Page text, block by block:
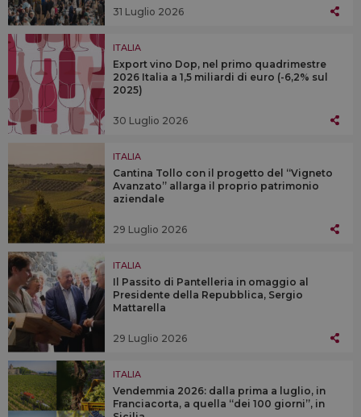
31 Luglio 2026
ITALIA
Export vino Dop, nel primo quadrimestre
2026 Italia a 1,5 miliardi di euro (-6,2% sul
2025)
30 Luglio 2026
ITALIA
Cantina Tollo con il progetto del “Vigneto
Avanzato” allarga il proprio patrimonio
aziendale
29 Luglio 2026
ITALIA
Il Passito di Pantelleria in omaggio al
Presidente della Repubblica, Sergio
Mattarella
29 Luglio 2026
ITALIA
Vendemmia 2026: dalla prima a luglio, in
Franciacorta, a quella “dei 100 giorni”, in